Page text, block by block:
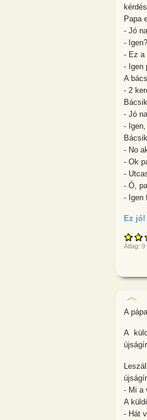
Papa
- Jó
- Igen?
- Ez a
- Igen
A
- 2
- Jó
-
- No
- Ok
-
- Ó,
- Igen
Ez
Átlag: 9
A
A
- Mi a
A
- Hát